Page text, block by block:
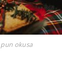
pun okusa